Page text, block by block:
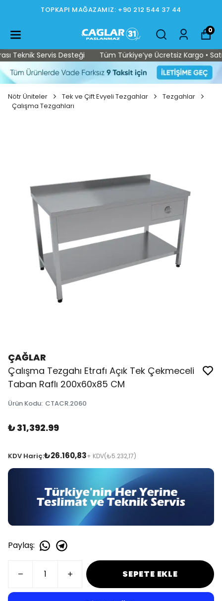
TOPKAPI MAĞAZAMIZ: +90 212 544 37 44
0
Servis Desteği Tüm Türkiye’ye Ücretsiz Kargo • Satış
Nötr Üniteler Tek ve Çift Evyeli Tezgahlar
Tezgahlar
Çalışma Tezgahları
ÇAĞLAR
Çalışma Tezgahı Etrafı Açık Tek Çekmeceli
Taban Raflı 200x60x85 CM
Ürün Kodu: CTACR.2060
₺ 31,392.99
KDV Hariç:₺26.160,83+ KDV(₺5.232,17)
Paylaş:
SEPETE EKLE